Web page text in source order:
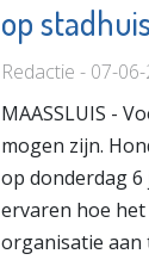
op
Redactie - 07-
MAASSLUIS -
mogen zijn.
op donderdag 6
ervaren hoe
organisatie aan